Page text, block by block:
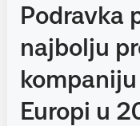
Podravka
najbolju
Europi u